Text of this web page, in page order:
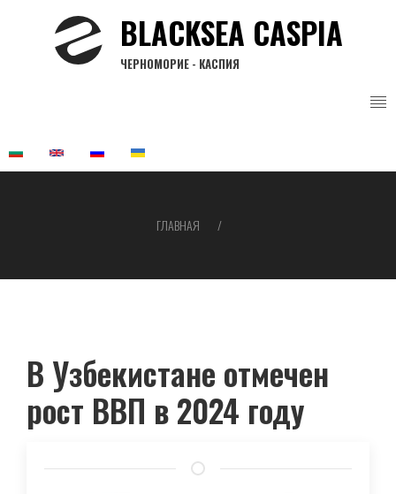
BLACKSEA CASPIA
ЧЕРНОМОРИЕ - КАСПИЯ
навигации
ГЛАВНАЯ
В Узбекистане отмечен
рост ВВП в 2024 году